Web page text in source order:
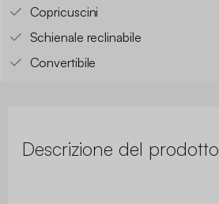
Copricuscini
Schienale reclinabile
Convertibile
Descrizione del prodotto